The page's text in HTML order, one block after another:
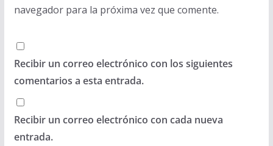
navegador para la próxima vez que comente.
Recibir un correo electrónico con los siguientes
comentarios a esta entrada.
Recibir un correo electrónico con cada nueva
entrada.